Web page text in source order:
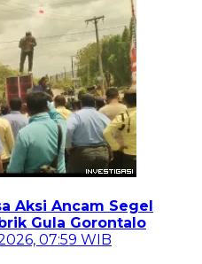
Aksi Ancam Segel
Gula Gorontalo
07:59 WIB